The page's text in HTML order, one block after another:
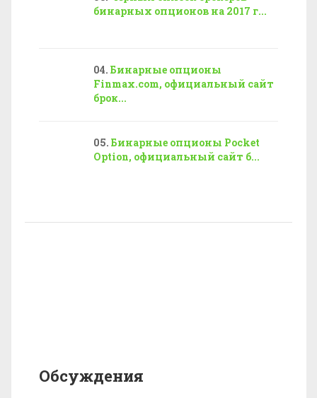
бинарных опционов на 2017 г...
Бинарные опционы
Finmax.com, официальный сайт
брок...
Бинарные опционы Pocket
Option, официальный сайт б...
Обсуждения